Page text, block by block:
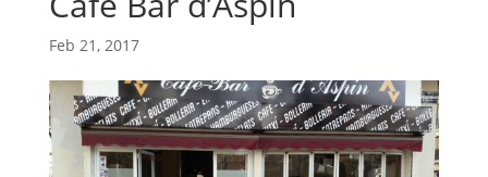
Feb 21, 2017